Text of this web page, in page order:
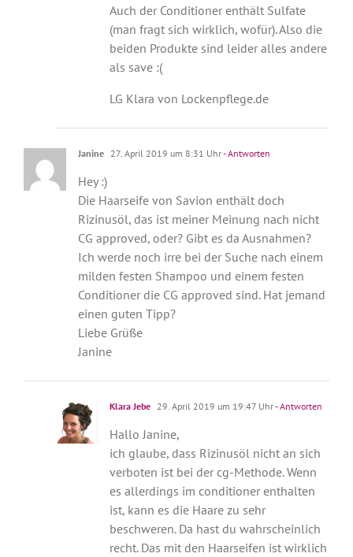
Auch der Conditioner enthält Sulfate
(man fragt sich wirklich, wofür). Also die
beiden Produkte sind leider alles andere
als save :(
LG Klara von Lockenpflege.de
Janine 27. April 2019 um 8:31 Uhr- Antworten
Hey :)
Die Haarseife von Savion enthält doch
Rizinusöl, das ist meiner Meinung nach nicht
CG approved, oder? Gibt es da Ausnahmen?
Ich werde noch irre bei der Suche nach einem
milden festen Shampoo und einem festen
Conditioner die CG approved sind. Hat jemand
einen guten Tipp?
Liebe Grüße
Janine
Klara Jebe 29. April 2019 um 19:47 Uhr- Antworten
Hallo Janine,
ich glaube, dass Rizinusöl nicht an sich
verboten ist bei der cg-Methode. Wenn
es allerdings im conditioner enthalten
ist, kann es die Haare zu sehr
beschweren. Da hast du wahrscheinlich
recht. Das mit den Haarseifen ist wirklich